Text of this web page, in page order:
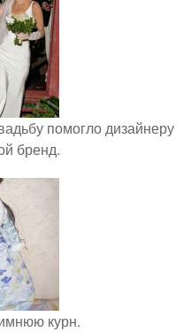
помогло дизайнеру
бренд.
курн.